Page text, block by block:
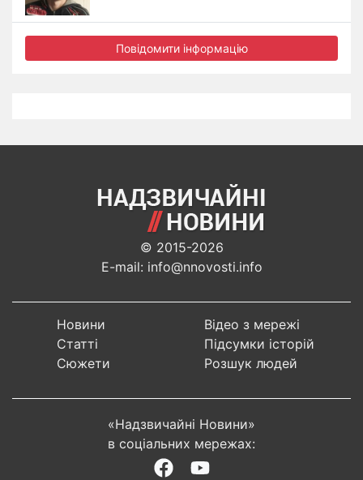
Повідомити інформацію
© 2015-2026
E-mail: info@nnovosti.info
Новини
Статті
Сюжети
Відео з мережі
Підсумки історій
Розшук людей
«Надзвичайні Новини»
в соціальних мережах: